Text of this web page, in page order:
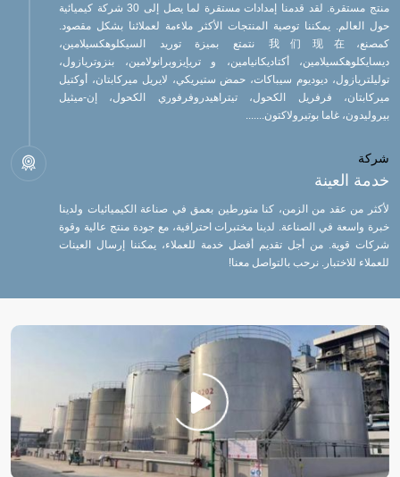
منتج مستقرة. لقد قدمنا إمدادات مستقرة لما يصل إلى 30 شركة كيميائية
حول العالم. يمكننا توصية المنتجات الأكثر ملاءمة لعملائنا بشكل مقصود.
كمصنع،我们现在 نتمتع بميزة توريد السيكلوهكسيلامين،
ديسايكلوهكسيلامين، أكتاديكانيامين، و تريإيزوبرانولامين، بنزوتريازول،
توليلتريازول، ديوديوم سيباكات، حمض ستيريكي، لايريل ميركابتان، أوكتيل
ميركابتان، فرفريل الكحول، تيتراهيدروفرفوري الكحول، إن-ميثيل
بيروليدون، غاما بوتيرولاكتون.......
شركة
خدمة العينة
لأكثر من عقد من الزمن، كنا متورطين بعمق في صناعة الكيميائيات ولدينا
خبرة واسعة في الصناعة. لدينا مختبرات احترافية، مع جودة منتج عالية وقوة
شركات قوية. من أجل تقديم أفضل خدمة للعملاء، يمكننا إرسال العينات
للعملاء للاختبار. نرحب بالتواصل معنا!